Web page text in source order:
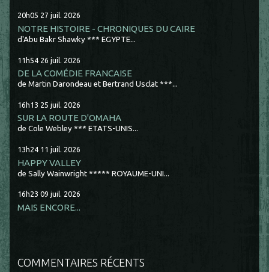
20h05 27 juil. 2026
NOTRE HISTOIRE - CHRONIQUES DU CAIRE
d'Abu Bakr Shawky *** EGYPTE...
11h54 26 juil. 2026
DE LA COMÉDIE FRANCAISE
de Martin Darondeau et Bertrand Usclat ***...
16h13 25 juil. 2026
SUR LA ROUTE D'OMAHA
de Cole Webley *** ETATS-UNIS...
13h24 11 juil. 2026
HAPPY VALLEY
de Sally Wainwright ***** ROYAUME-UNI...
16h23 09 juil. 2026
MAIS ENCORE...
COMMENTAIRES RÉCENTS